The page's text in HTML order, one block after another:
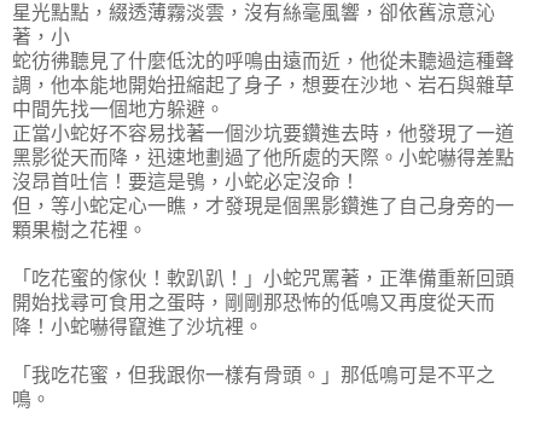
星光點點，綴透薄霧淡雲，沒有絲毫風響，卻依舊涼意沁
著，小
蛇彷彿聽見了什麼低沈的呼鳴由遠而近，他從未聽過這種聲
調，他本能地開始扭縮起了身子，想要在沙地、岩石與雜草
中間先找一個地方躲避。
正當小蛇好不容易找著一個沙坑要鑽進去時，他發現了一道
黑影從天而降，迅速地劃過了他所處的天際。小蛇嚇得差點
沒昂首吐信！要這是鴞，小蛇必定沒命！
但，等小蛇定心一瞧，才發現是個黑影鑽進了自己身旁的一
顆果樹之花裡。
「吃花蜜的傢伙！軟趴趴！」小蛇咒罵著，正準備重新回頭
開始找尋可食用之蛋時，剛剛那恐怖的低鳴又再度從天而
降！小蛇嚇得竄進了沙坑裡。
「我吃花蜜，但我跟你一樣有骨頭。」那低鳴可是不平之
鳴。